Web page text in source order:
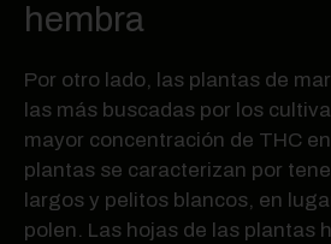
hembra
Por otro lado, las plantas de
las más buscadas por los
mayor concentración de THC
plantas se caracterizan por
largos y pelitos blancos, en
polen. Las hojas de las plantas